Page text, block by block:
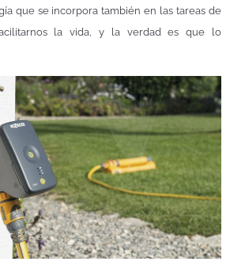
que se incorpora también en las tareas de
la vida, y la verdad es que lo